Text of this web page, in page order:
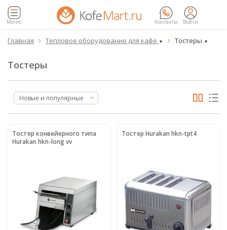
Меню Контакты Войти
Главная  Тепловое оборудование для кафе ▼  Тостеры ▼
Тостеры
Новые и популярные
Тостер конвейерного типа
Hurakan hkn-long vv
Тостер Hurakan hkn-tpt4